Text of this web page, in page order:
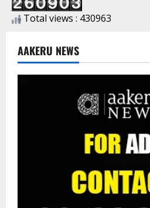
Total views : 430963
AAKERU NEWS